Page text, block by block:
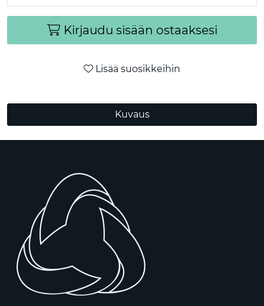
Kirjaudu sisään ostaaksesi
Lisää suosikkeihin
Kuvaus